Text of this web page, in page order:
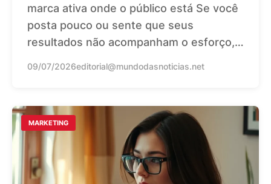
marca ativa onde o público está Se você
posta pouco ou sente que seus
resultados não acompanham o esforço,…
09/07/2026editorial@mundodasnoticias.net
MARKETING